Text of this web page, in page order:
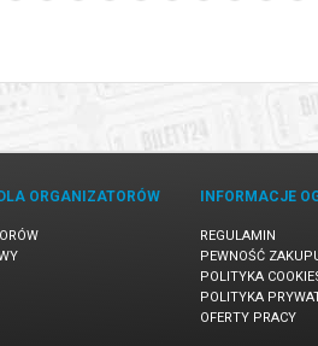
ORGANIZATORÓW INFORMACJE
REGULAMIN
PEWNOŚĆ
POLITYKA
POLITYKA
OFERTY PRACY